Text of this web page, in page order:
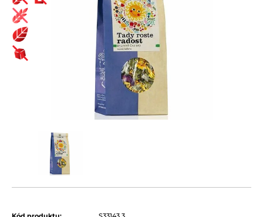
Bezlepkové bezvaječné kukuričné cestoviny
Bezlepkové bezvaječné kukurično-ryžové cestoviny pre deti
Bezlepkové bezvaječné ryžové cestoviny
Bezlepkové bezvaječné strukovinové cestoviny
Bezvaječné cestoviny pre deti z tvrdej pšenice
Pšeničné biele bezvaječné cestoviny
Pšeničné zeleninové bezvaječné cetoviny
Ražné celozrnné bezvaječné cestoviny
Špaldové biele bezvaječné cestoviny
Čaje
Bioraráškovia Sonnentor
Čaje ako darček ochutnávkové sady Sonnentor
Čaje porciované bylinné a s korením Sonnentor
Čaje porciované jednozložkové Sonnentor
Čaje sypané - bylinné a korenené zmesi Sonnentor
Čaje sypané biele Sonnentor
Čaje sypané čierne Sonnentor
Čaje sypané ovocné bez umelých aróm Sonnentor